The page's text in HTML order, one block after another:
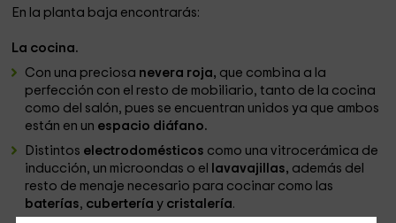
En la planta baja encontrarás:
La cocina.
Con una preciosa nevera roja, que combina a la
perfección con el resto de mobiliario, tanto de la cocina
como del salón, pues se encuentran unidos ya que ambos
están en un espacio diáfano.
Distintos electrodomésticos como una vitrocerámica de
inducción, un microondas o el
lavavajillas, además del
resto de menaje necesario para cocinar como las
baterías, cuberteríay cristalería.